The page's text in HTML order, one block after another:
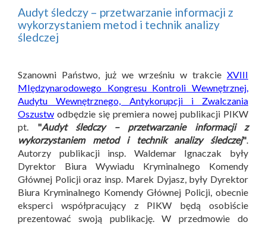
Audyt śledczy – przetwarzanie informacji z
wykorzystaniem metod i technik analizy
śledczej
Szanowni Państwo, już we wrześniu w trakcie XVIII
MIędzynarodowego Kongresu Kontroli Wewnętrznej,
Audytu Wewnętrznego, Antykorupcji i Zwalczania
Oszustw odbędzie się premiera nowej publikacji PIKW
pt. "Audyt śledczy – przetwarzanie informacji z
wykorzystaniem metod i technik analizy śledczej".
Autorzy publikacji insp. Waldemar Ignaczak były
Dyrektor Biura Wywiadu Kryminalnego Komendy
Głównej Policji oraz insp. Marek Dyjasz, były Dyrektor
Biura Kryminalnego Komendy Głównej Policji, obecnie
eksperci współpracujący z PIKW będą osobiście
prezentować swoją publikację. W przedmowie do